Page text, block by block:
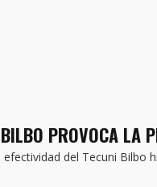
PROVOCA LA
del Tecuni